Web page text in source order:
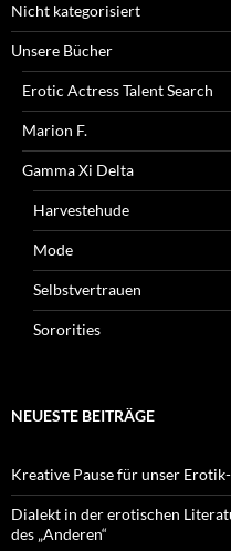
Nicht kategorisiert
Unsere Bücher
Erotic Actress Talent Search
Marion F.
Gamma Xi Delta
Harvestehude
Mode
Selbstvertrauen
Sororities
NEUESTE BEITRÄGE
Kreative Pause für unser
Dialekt in der erotischen
des „Anderen“